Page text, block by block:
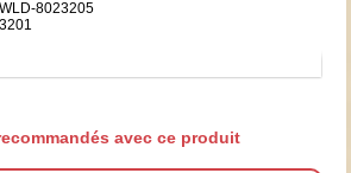
8023205
avec ce produit